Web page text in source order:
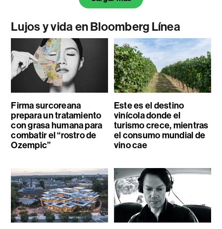
Lujos y vida en Bloomberg Línea
Firma surcoreana
prepara un tratamiento
con grasa humana para
combatir el “rostro de
Ozempic”
Este es el destino
vinícola donde el
turismo crece, mientras
el consumo mundial de
vino cae